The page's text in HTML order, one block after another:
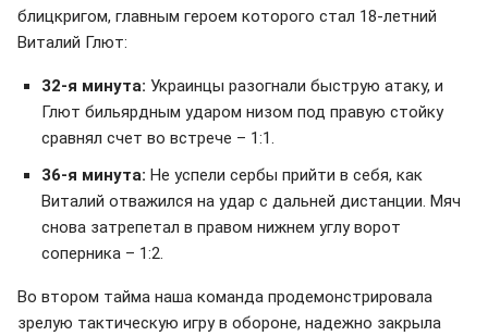
блицкригом, главным героем которого стал 18-летний
Виталий Глют:
32-я минута: Украинцы разогнали быструю атаку, и
Глют бильярдным ударом низом под правую стойку
сравнял счет во встрече – 1:1.
36-я минута: Не успели сербы прийти в себя, как
Виталий отважился на удар с дальней дистанции. Мяч
снова затрепетал в правом нижнем углу ворот
соперника – 1:2.
Во втором тайма наша команда продемонстрировала
зрелую тактическую игру в обороне, надежно закрыла